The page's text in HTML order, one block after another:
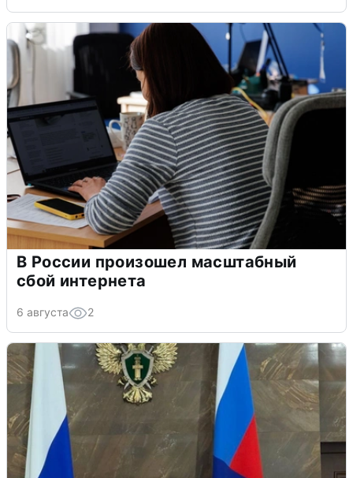
В России произошел масштабный
сбой интернета
6 августа 2